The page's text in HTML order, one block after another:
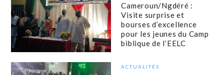
Cameroun/Ngdéré :
Visite surprise et
bourses d’excellence
pour les jeunes du Camp
biblique de l’EELC
ACTUALITÉS